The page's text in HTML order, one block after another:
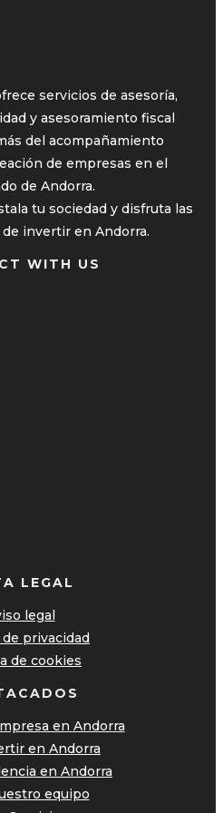
servicios de asesoría,
y asesoramiento fiscal
del acompañamiento
de empresas en el
de Andorra.
tu sociedad y disfruta las
invertir en Andorra.
WITH US
LEGAL
legal
privacidad
de cookies
en Andorra
en Andorra
en Andorra
equipo